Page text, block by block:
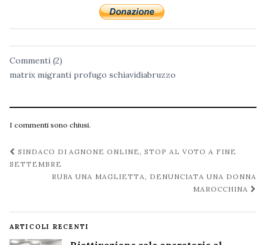
Commenti (2)
matrix migranti profugo schiavidiabruzzo
I commenti sono chiusi.
Navigazione
post
SINDACO DI AGNONE ONLINE, STOP AL VOTO A FINE
SETTEMBRE
RUBA UNA MAGLIETTA, DENUNCIATA UNA DONNA
MAROCCHINA
ARTICOLI RECENTI